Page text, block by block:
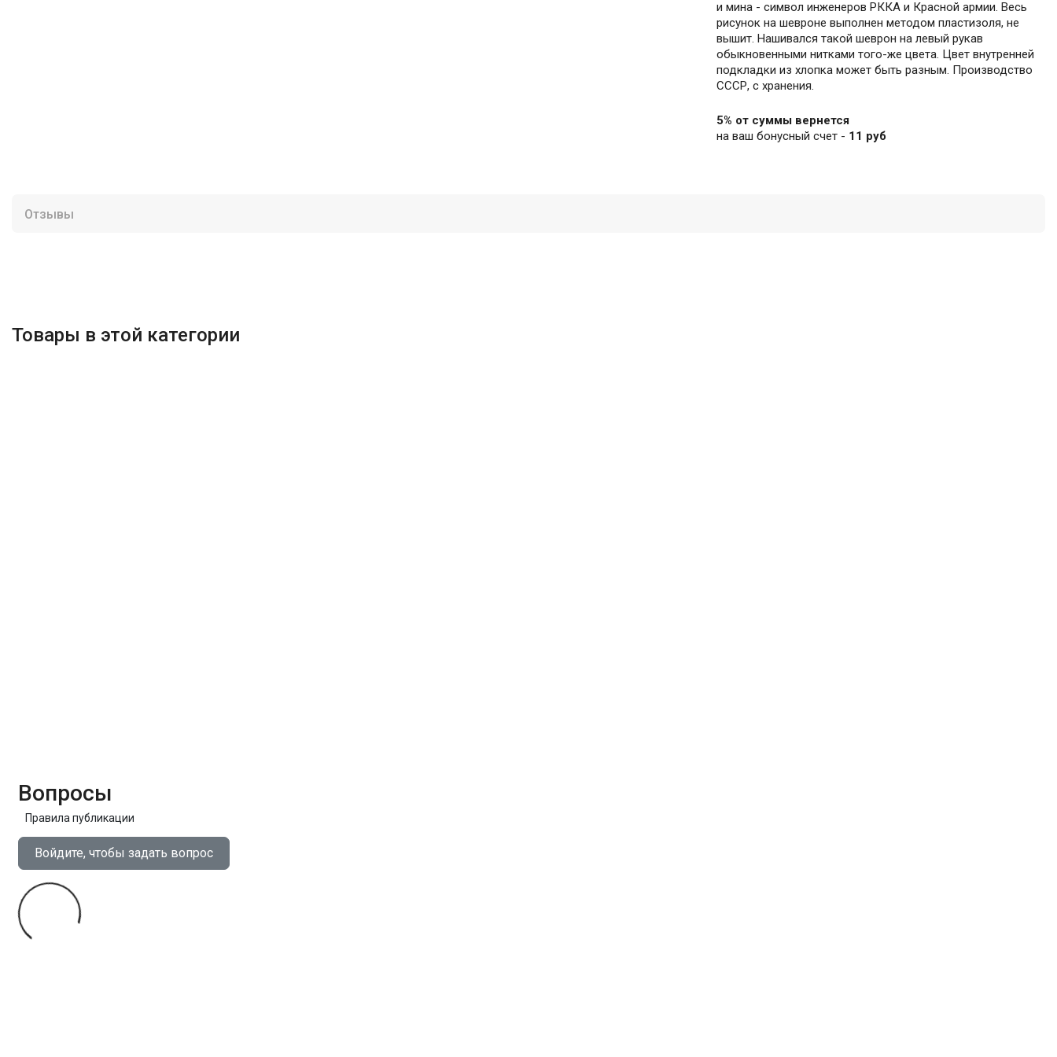
и мина - символ инженеров РККА и Красной армии. Весь
рисунок на шевроне выполнен методом пластизоля, не
вышит. Нашивался такой шеврон на левый рукав
обыкновенными нитками того-же цвета. Цвет внутренней
подкладки из хлопка может быть разным. Производство
СССР, с хранения.
5% от суммы вернется
на ваш бонусный счет - 11 руб
Отзывы
Товары в этой категории
Вопросы
Правила публикации
Войдите, чтобы задать вопрос